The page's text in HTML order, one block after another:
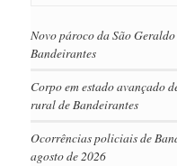
Novo pároco da São
Bandeirantes
Corpo em estado avançado
rural de Bandeirantes
Ocorrências policiais de
agosto de 2026